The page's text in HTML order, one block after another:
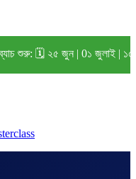
শুরু: 🗓️ ২৫ জুন | 0১ জুলাই | ১৫